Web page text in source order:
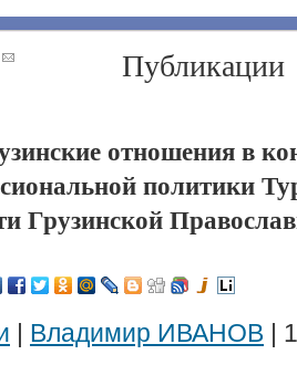
Публикации
отношения в
политики
Грузинской
| Владимир ИВАНОВ |